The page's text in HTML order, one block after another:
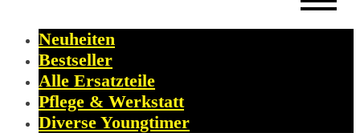
Neuheiten
Bestseller
Alle Ersatzteile
Pflege & Werkstatt
Diverse Youngtimer